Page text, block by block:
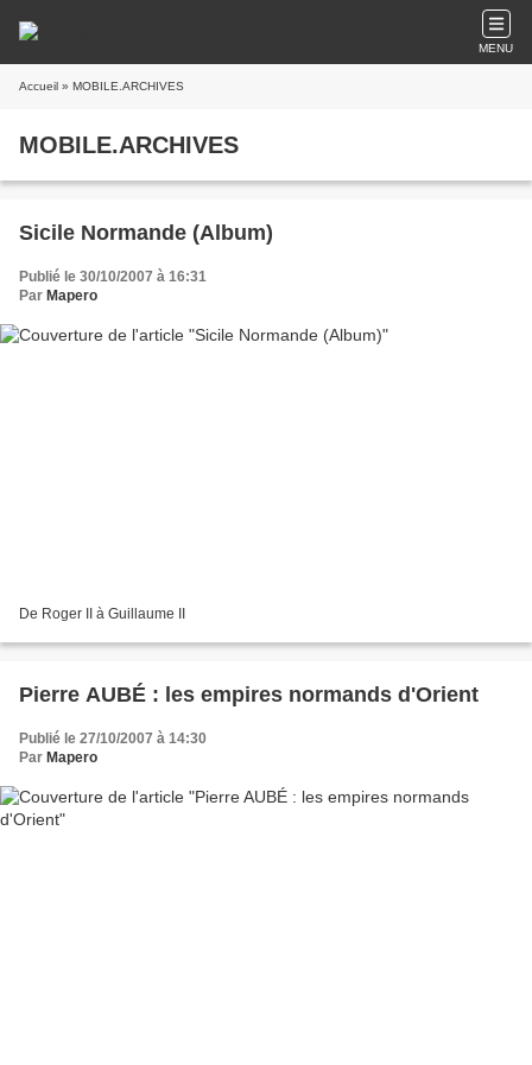
MENU
Accueil » MOBILE.ARCHIVES
MOBILE.ARCHIVES
Sicile Normande (Album)
Publié le 30/10/2007 à 16:31
Par Mapero
De Roger II à Guillaume II
Pierre AUBÉ : les empires normands d'Orient
Publié le 27/10/2007 à 14:30
Par Mapero